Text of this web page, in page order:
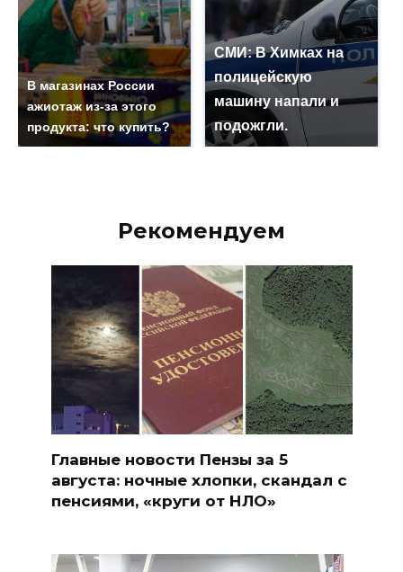
В магазинах России
ажиотаж из-за этого
продукта: что купить?
СМИ: В Химках на
полицейскую
машину напали и
подожгли.
Рекомендуем
Главные новости Пензы за 5
августа: ночные хлопки, скандал с
пенсиями, «круги от НЛО»